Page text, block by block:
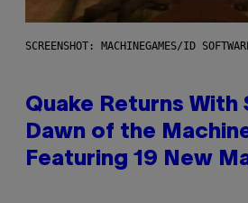
SCREENSHOT: MACHINEGAMES/ID
Quake Returns With
Dawn of the
Featuring 19 New